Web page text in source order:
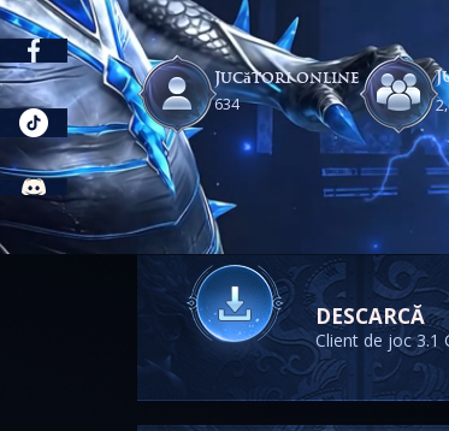
Jucători online
634 2,
DESCARCĂ
Client de joc 3.1